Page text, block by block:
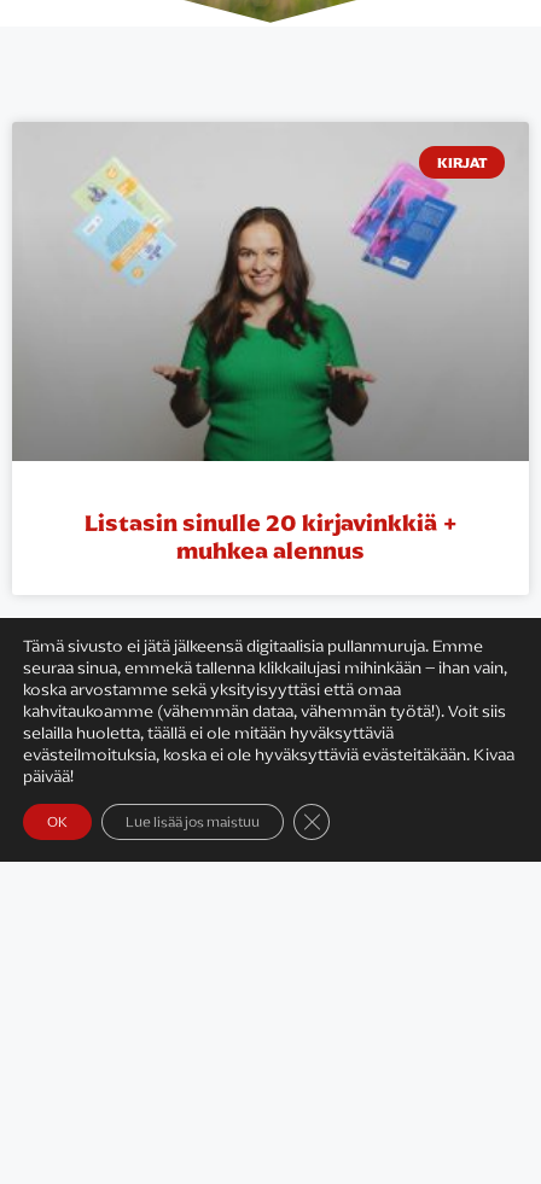
KIRJAT
Listasin sinulle 20 kirjavinkkiä +
muhkea alennus
KIRJAILIJAN TYÖ
Tämä sivusto ei jätä jälkeensä digitaalisia pullanmuruja. Emme
seuraa sinua, emmekä tallenna klikkailujasi mihinkään – ihan vain,
koska arvostamme sekä yksityisyyttäsi että omaa
kahvitaukoamme (vähemmän dataa, vähemmän työtä!). Voit siis
selailla huoletta, täällä ei ole mitään hyväksyttäviä
evästeilmoituksia, koska ei ole hyväksyttäviä evästeitäkään. Kivaa
päivää!
OK Lue lisää jos maistuu Sulje evästebanneri